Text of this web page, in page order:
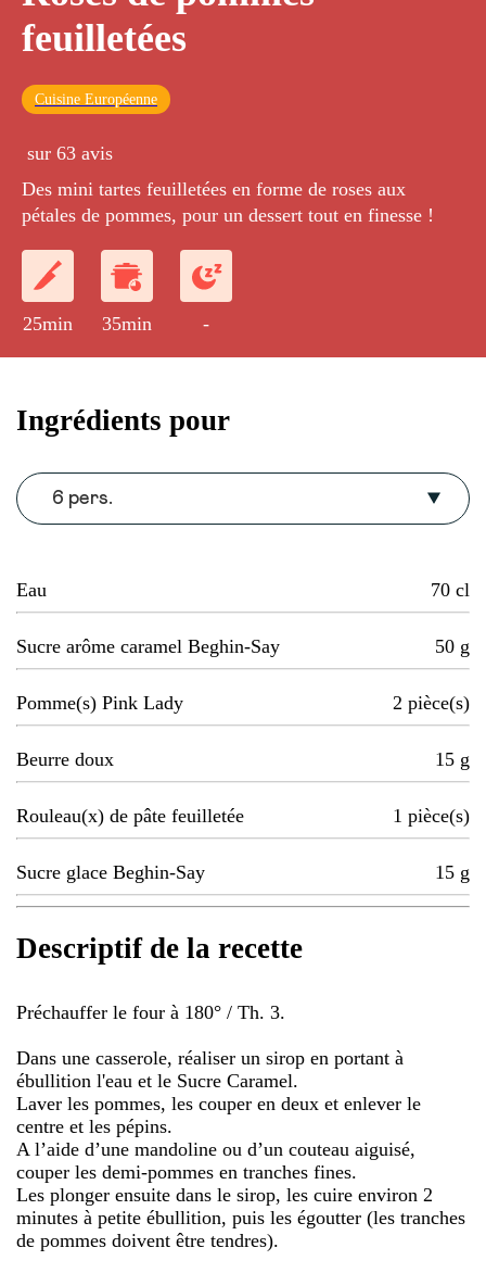
feuilletées
Cuisine Européenne
sur 63 avis
Des mini tartes feuilletées en forme de roses aux
pétales de pommes, pour un dessert tout en finesse !
25min 35min -
Ingrédients pour
6 pers.
Eau 70 cl
Sucre arôme caramel Beghin-Say 50 g
Pomme(s) Pink Lady 2 pièce(s)
Beurre doux 15 g
Rouleau(x) de pâte feuilletée 1 pièce(s)
Sucre glace Beghin-Say 15 g
Descriptif de la recette
Préchauffer le four à 180° / Th. 3.
Dans une casserole, réaliser un sirop en portant à
ébullition l'eau et le Sucre Caramel.
Laver les pommes, les couper en deux et enlever le
centre et les pépins.
A l’aide d’une mandoline ou d’un couteau aiguisé,
couper les demi-pommes en tranches fines.
Les plonger ensuite dans le sirop, les cuire environ 2
minutes à petite ébullition, puis les égoutter (les tranches
de pommes doivent être tendres).